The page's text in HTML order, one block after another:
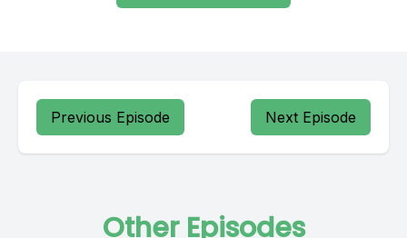
Previous Episode Next Episode
Other Episodes